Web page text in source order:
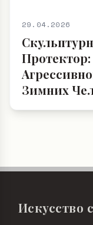
29.04.2026
Зимних
Искусство